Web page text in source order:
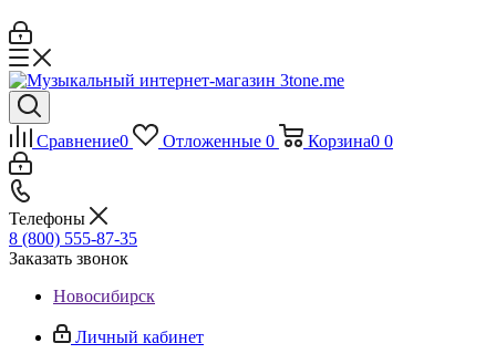
Сравнение0 Отложенные 0 Корзина0 0
Телефоны
8 (800) 555-87-35
Заказать звонок
Новосибирск
Личный кабинет